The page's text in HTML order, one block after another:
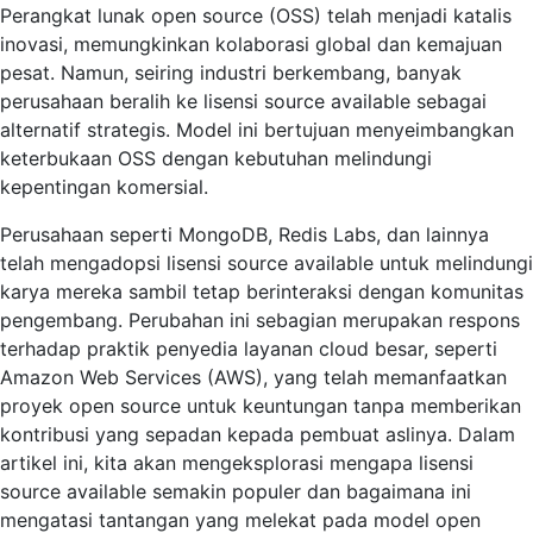
Perangkat lunak open source (OSS) telah menjadi katalis
inovasi, memungkinkan kolaborasi global dan kemajuan
pesat. Namun, seiring industri berkembang, banyak
perusahaan beralih ke lisensi source available sebagai
alternatif strategis. Model ini bertujuan menyeimbangkan
keterbukaan OSS dengan kebutuhan melindungi
kepentingan komersial.
Perusahaan seperti MongoDB, Redis Labs, dan lainnya
telah mengadopsi lisensi source available untuk melindungi
karya mereka sambil tetap berinteraksi dengan komunitas
pengembang. Perubahan ini sebagian merupakan respons
terhadap praktik penyedia layanan cloud besar, seperti
Amazon Web Services (AWS), yang telah memanfaatkan
proyek open source untuk keuntungan tanpa memberikan
kontribusi yang sepadan kepada pembuat aslinya. Dalam
artikel ini, kita akan mengeksplorasi mengapa lisensi
source available semakin populer dan bagaimana ini
mengatasi tantangan yang melekat pada model open